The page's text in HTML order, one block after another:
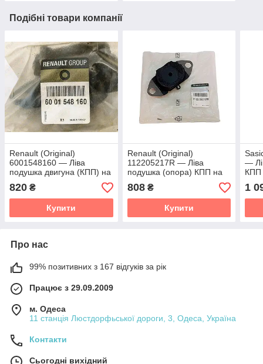
Подібні товари компанії
Renault (Original)
6001548160 — Ліва
подушка двигуна (КПП) на
Рено Логан, Сандро
820 ₴
Купити
Renault (Original)
112205217R — Ліва
подушка (опора) КПП на
Рено Логан 2, Логан MCV
2, Sandero Stepway 2
808₴
Купити
—
КПП
1
Про нас
99% позитивних з 167 відгуків за рік
Працює з 29.09.2009
м. Одеса
11 станція Люстдорфьської дороги, 3, Одеса, Україна
Контакти
Сьогодні вихідний